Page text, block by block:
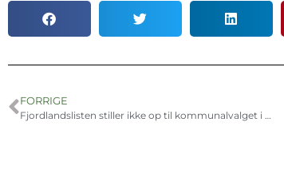
FORRIGE
Fjordlandslisten stiller ikke op til kommunalvalget i 2025